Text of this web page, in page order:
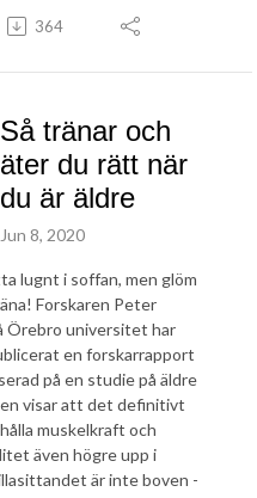
364
Så tränar och
äter du rätt när
du är äldre
Jun 8, 2020
lugnt i soffan, men glöm
Forskaren Peter
Örebro universitet har
en forskarrapport
på en studie på äldre
visar att det definitivt
muskelkraft och
även högre upp i
är inte boven -